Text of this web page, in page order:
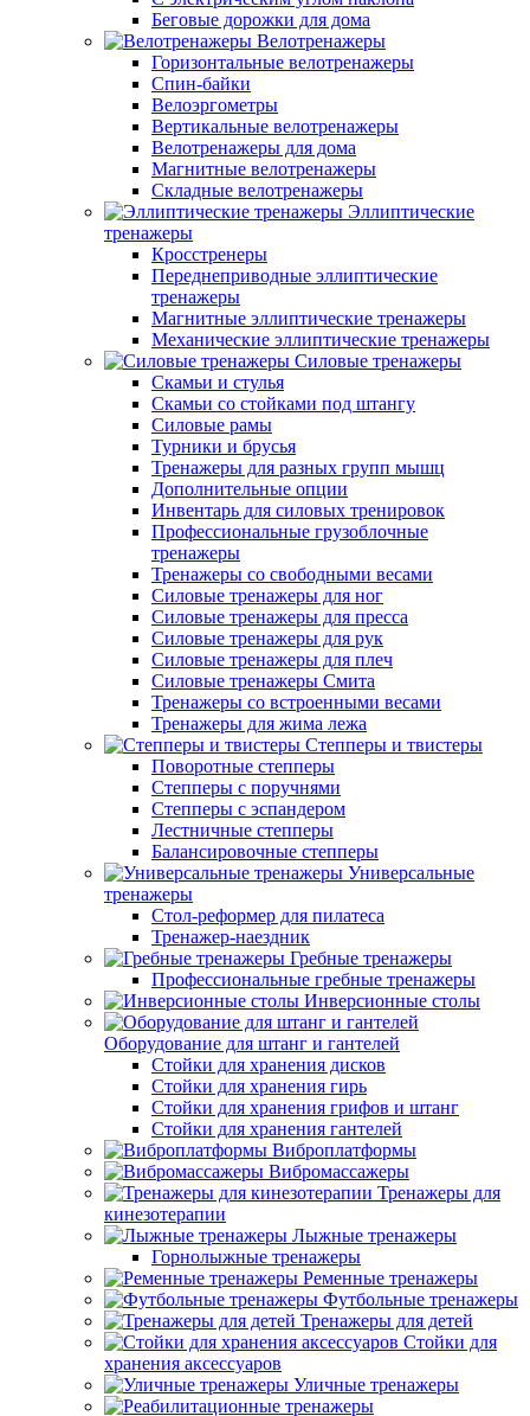
Беговые дорожки для дома
Велотренажеры
Горизонтальные велотренажеры
Спин-байки
Велоэргометры
Вертикальные велотренажеры
Велотренажеры для дома
Магнитные велотренажеры
Складные велотренажеры
Эллиптические
тренажеры
Кросстренеры
Переднеприводные эллиптические
тренажеры
Магнитные эллиптические тренажеры
Механические эллиптические тренажеры
Силовые тренажеры
Скамьи и стулья
Скамьи со стойками под штангу
Силовые рамы
Турники и брусья
Тренажеры для разных групп мышц
Дополнительные опции
Инвентарь для силовых тренировок
Профессиональные грузоблочные
тренажеры
Тренажеры со свободными весами
Силовые тренажеры для ног
Силовые тренажеры для пресса
Силовые тренажеры для рук
Силовые тренажеры для плеч
Силовые тренажеры Смита
Тренажеры со встроенными весами
Тренажеры для жима лежа
Степперы и твистеры
Поворотные степперы
Степперы с поручнями
Степперы с эспандером
Лестничные степперы
Балансировочные степперы
Универсальные
тренажеры
Стол-реформер для пилатеса
Тренажер-наездник
Гребные тренажеры
Профессиональные гребные тренажеры
Инверсионные столы
Оборудование для штанг и гантелей
Стойки для хранения дисков
Стойки для хранения гирь
Стойки для хранения грифов и штанг
Стойки для хранения гантелей
Виброплатформы
Вибромассажеры
Тренажеры для
кинезотерапии
Лыжные тренажеры
Горнолыжные тренажеры
Ременные тренажеры
Футбольные тренажеры
Тренажеры для детей
Стойки для
хранения аксессуаров
Уличные тренажеры